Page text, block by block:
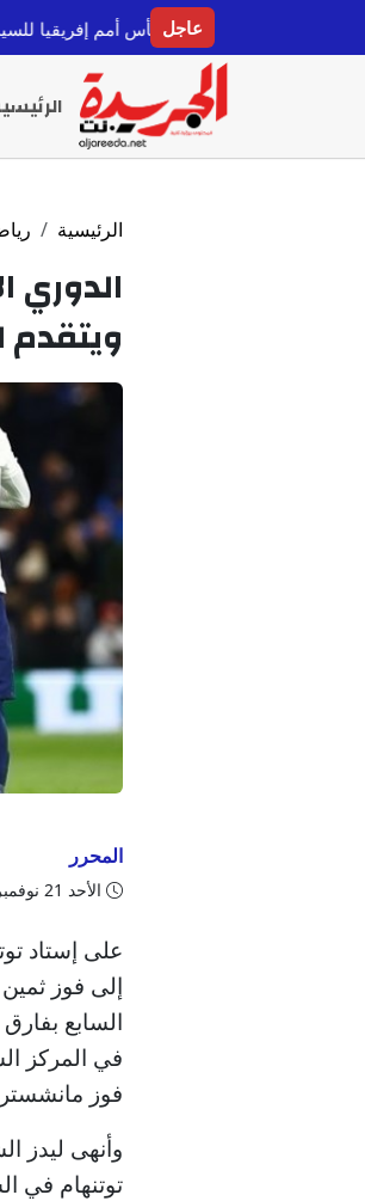
عاجل
لربع نهائي كأس أمم إفريقيا للسيدات بعد تعادل
الرئيسية
الدوري
ويتقدم
المحرر
الأحد 21 نوفمبر 2021 - 21:19
على إستاد
فوز مانشستر
توتنهام في